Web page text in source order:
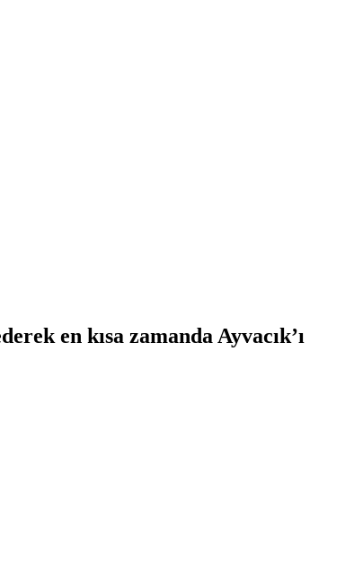
en kısa zamanda Ayvacık’ı